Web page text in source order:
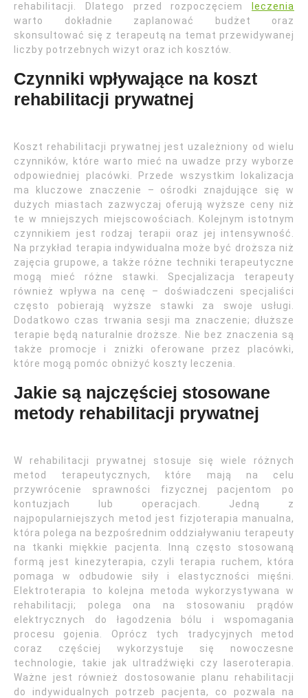
rehabilitacji. Dlatego przed rozpoczęciem
leczenia
warto dokładnie zaplanować budżet oraz
skonsultować się z terapeutą na temat przewidywanej
liczby potrzebnych wizyt oraz ich kosztów.
Czynniki wpływające na koszt
rehabilitacji prywatnej
Koszt rehabilitacji prywatnej jest uzależniony od wielu
czynników, które warto mieć na uwadze przy wyborze
odpowiedniej placówki. Przede wszystkim lokalizacja
ma kluczowe znaczenie – ośrodki znajdujące się w
dużych miastach zazwyczaj oferują wyższe ceny niż
te w mniejszych miejscowościach. Kolejnym istotnym
czynnikiem jest rodzaj terapii oraz jej intensywność.
Na przykład terapia indywidualna może być droższa niż
zajęcia grupowe, a także różne techniki terapeutyczne
mogą mieć różne stawki. Specjalizacja terapeuty
również wpływa na cenę – doświadczeni specjaliści
często pobierają wyższe stawki za swoje usługi.
Dodatkowo czas trwania sesji ma znaczenie; dłuższe
terapie będą naturalnie droższe. Nie bez znaczenia są
także promocje i zniżki oferowane przez placówki,
które mogą pomóc obniżyć koszty leczenia.
Jakie są najczęściej stosowane
metody rehabilitacji prywatnej
W rehabilitacji prywatnej stosuje się wiele różnych
metod terapeutycznych, które mają na celu
przywrócenie sprawności fizycznej pacjentom po
kontuzjach lub operacjach. Jedną z
najpopularniejszych metod jest fizjoterapia manualna,
która polega na bezpośrednim oddziaływaniu terapeuty
na tkanki miękkie pacjenta. Inną często stosowaną
formą jest kinezyterapia, czyli terapia ruchem, która
pomaga w odbudowie siły i elastyczności mięśni.
Elektroterapia to kolejna metoda wykorzystywana w
rehabilitacji; polega ona na stosowaniu prądów
elektrycznych do łagodzenia bólu i wspomagania
procesu gojenia. Oprócz tych tradycyjnych metod
coraz częściej wykorzystuje się nowoczesne
technologie, takie jak ultradźwięki czy laseroterapia.
Ważne jest również dostosowanie planu rehabilitacji
do indywidualnych potrzeb pacjenta, co pozwala na